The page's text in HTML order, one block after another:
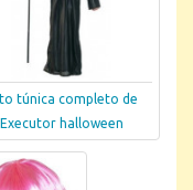
túnica completo de
Executor halloween